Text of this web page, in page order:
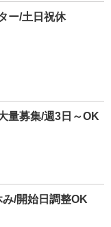
ー/土日祝休
量募集/週3日～OK
/開始日調整OK